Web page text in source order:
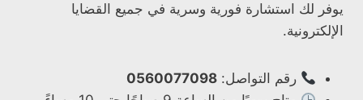
يوفر لك استشارة فورية وسرية في جميع القضايا
الإلكترونية.
رقم التواصل:0560077098